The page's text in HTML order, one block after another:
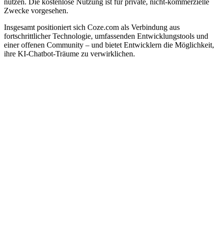
nutzen. Die kostenlose Nutzung ist für private, nicht-kommerzielle
Zwecke vorgesehen.
Insgesamt positioniert sich Coze.com als Verbindung aus
fortschrittlicher Technologie, umfassenden Entwicklungstools und
einer offenen Community – und bietet Entwicklern die Möglichkeit,
ihre KI-Chatbot-Träume zu verwirklichen.